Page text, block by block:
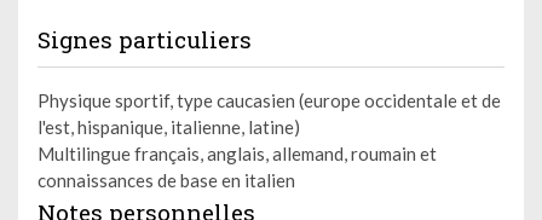
Signes particuliers
Physique sportif, type caucasien (europe occidentale et de
l'est, hispanique, italienne, latine)
Multilingue français, anglais, allemand, roumain et
connaissances de base en italien
Notes personnelles